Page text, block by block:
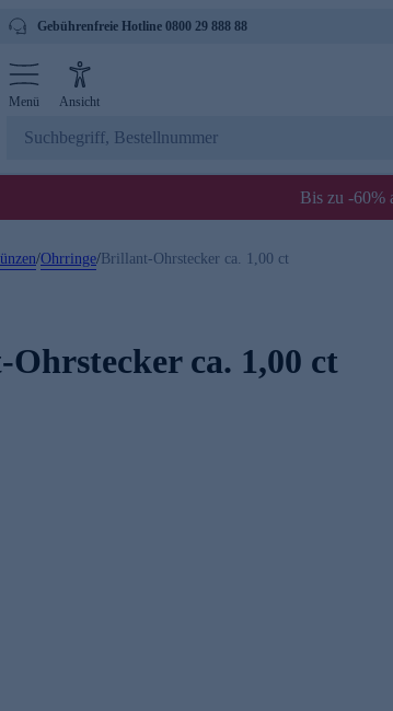
Gebührenfreie Hotline 0800 29 888 88
Menü Ansicht
Bis zu -60%
/Ohrringe/ Brillant-Ohrstecker ca. 1,00 ct
ca. 1,00 ct